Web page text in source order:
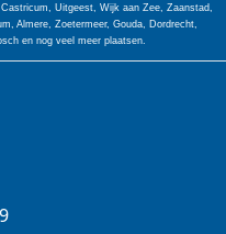
Uitgeest, Wijk aan Zee, Zaanstad,
Almere, Zoetermeer, Gouda, Dordrecht,
en nog veel meer plaatsen.